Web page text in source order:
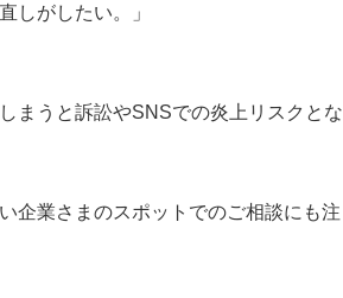
しがしたい。」
まうと訴訟やSNSでの炎上リスクとな
企業さまのスポットでのご相談にも注